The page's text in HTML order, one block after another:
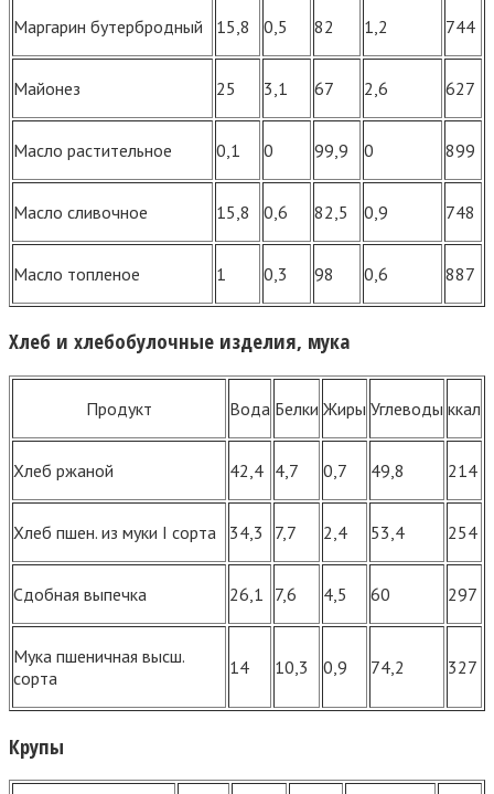
Маргарин бутербродный 15,8 0,5 82 1,2 744
Майонез 25 3,1 67 2,6 627
Масло растительное 0,1 0 99,9 0 899
Масло сливочное 15,8 0,6 82,5 0,9 748
Масло топленое 1 0,3 98 0,6 887
Хлеб и хлебобулочные изделия, мука
Продукт Вода Белки Жиры Углеводы ккал
Хлеб ржаной 42,4 4,7 0,7 49,8 214
Хлеб пшен. из муки I сорта 34,3 7,7 2,4 53,4 254
Сдобная выпечка 26,1 7,6 4,5 60 297
Мука пшеничная высш.
сорта
14 10,3 0,9 74,2 327
Крупы